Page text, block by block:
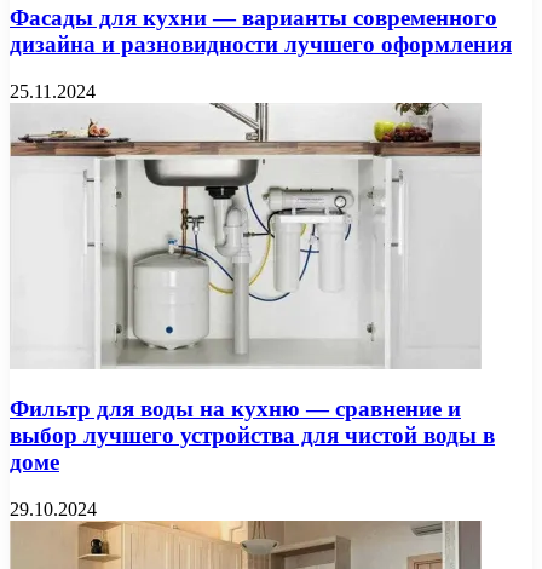
Фасады для кухни — варианты современного
дизайна и разновидности лучшего оформления
25.11.2024
Фильтр для воды на кухню — сравнение и
выбор лучшего устройства для чистой воды в
доме
29.10.2024